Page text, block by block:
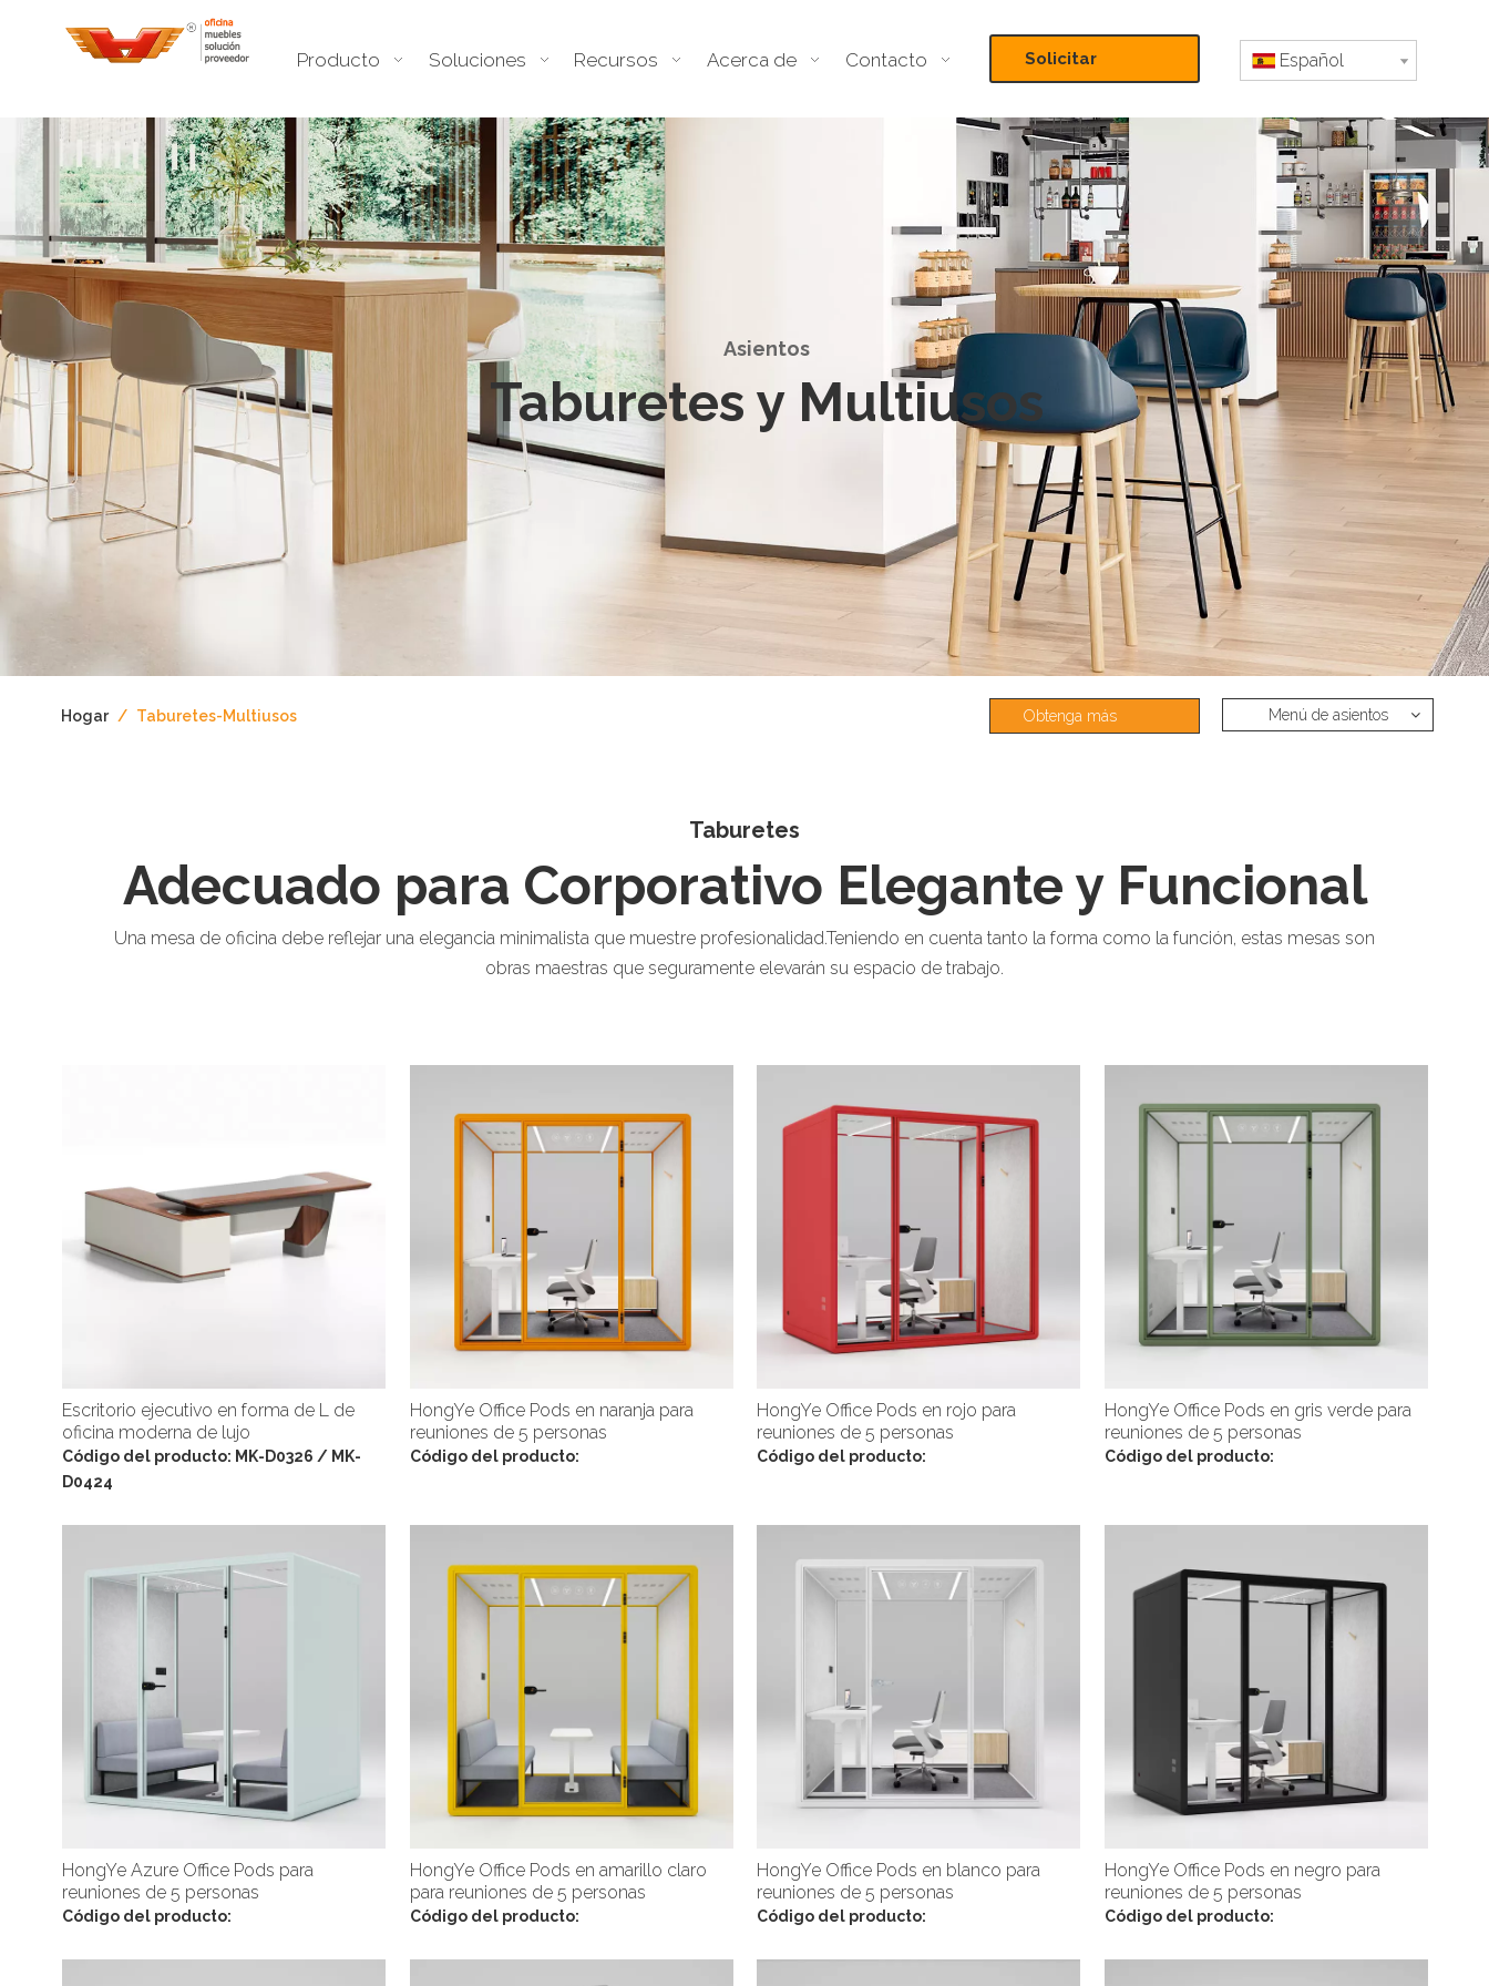
Producto Soluciones Recursos Acerca de Contacto Solicitar Español
Asientos
Taburetes y Multiusos
Hogar / Taburetes-Multiusos
Obtenga más
Menú de asientos
Taburetes
Adecuado para Corporativo Elegante y Funcional
Una mesa de oficina debe reflejar una elegancia minimalista que muestre profesionalidad.Teniendo en cuenta tanto la forma como la función, estas mesas son
obras maestras que seguramente elevarán su espacio de trabajo.
Escritorio ejecutivo en forma de L de
oficina moderna de lujo
Código del producto: MK-D0326 / MK-
D0424
HongYe Office Pods en naranja para
reuniones de 5 personas
Código del producto:
HongYe Office Pods en rojo para
reuniones de 5 personas
Código del producto:
HongYe Office Pods en gris verde para
reuniones de 5 personas
Código del producto:
HongYe Azure Office Pods para
reuniones de 5 personas
Código del producto:
HongYe Office Pods en amarillo claro
para reuniones de 5 personas
Código del producto:
HongYe Office Pods en blanco para
reuniones de 5 personas
Código del producto:
HongYe Office Pods en negro para
reuniones de 5 personas
Código del producto: